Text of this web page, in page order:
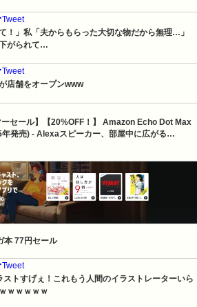
！」私「夫からもらった大切な物だから無理…」
がられて…
店舗をオープンwww
セール】【20%OFF！】 Amazon Echo Dot Max
発売) - Alexaスピーカー、部屋中に広がる…
本 77円セール
ストすげぇ！これもう人間のイラストレーターいら
ｗｗｗｗｗ